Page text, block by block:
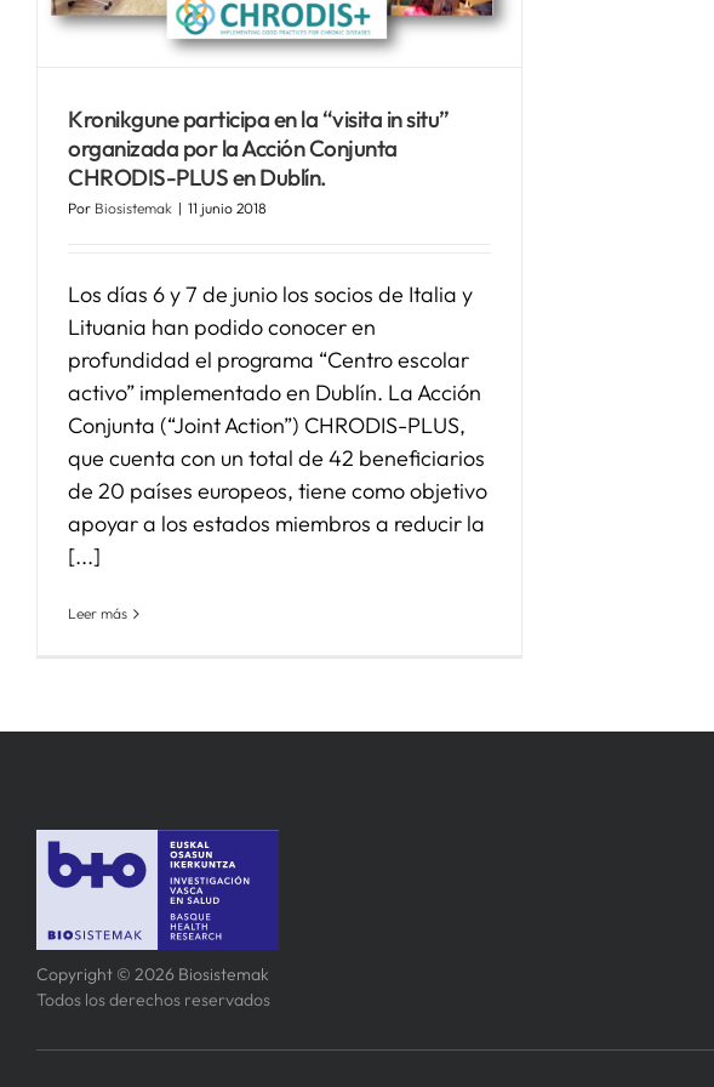
Kronikgune participa en la “visita in situ”
organizada por la Acción Conjunta
CHRODIS-PLUS en Dublín.
Por Biosistemak | 11 junio 2018
Los días 6 y 7 de junio los socios de Italia y
Lituania han podido conocer en
profundidad el programa “Centro escolar
activo” implementado en Dublín. La Acción
Conjunta (“Joint Action”) CHRODIS-PLUS,
que cuenta con un total de 42 beneficiarios
de 20 países europeos, tiene como objetivo
apoyar a los estados miembros a reducir la
[...]
Leer más
Copyright © 2026 Biosistemak
Todos los derechos reservados